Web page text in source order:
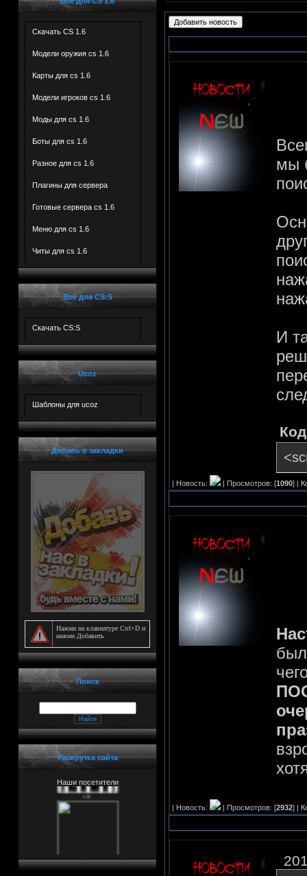
Скачать CS 1.6
Модели оружия cs 1.6
Карты для cs 1.6
Модели игроков cs 1.6
Моды для cs 1.6
Боты для сs 1.6
Разное для cs 1.6
Плагины для сервера
Готовые сервера cs 1.6
Меню для cs 1.6
Читы для cs 1.6
Всё для CS:S
Скачать CS:S
Ucoz
Шаблоны для ucoz
Добавь в закладки
Нажми на клавиатуре Ctrl+D и
нажми Добавить
Поиск
Раскрутка сайта
Наши посетители
***
***
***
***
******
***
***
***
***
***
***
***
***
***
***
мы
И
Код
| Новость: | Просмотров: [1090] |
| Новость: | Просмотров: [2932] |